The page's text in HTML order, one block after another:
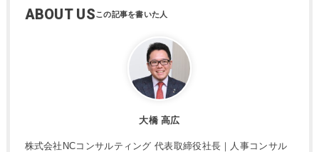
ABOUT US
大橋 高広
株式会社NCコンサルティング 代表取締役社長｜人事コンサル